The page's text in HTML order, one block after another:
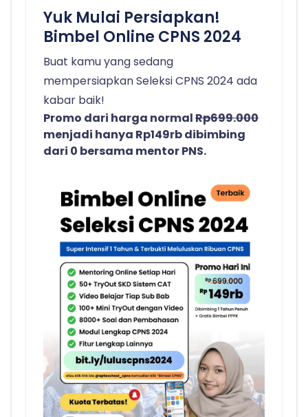
Yuk Mulai Persiapkan!
Bimbel Online CPNS 2024
Buat kamu yang sedang
mempersiapkan Seleksi CPNS 2024 ada
kabar baik!
Promo dari harga normalRp699.000
menjadi hanya Rp149rb dibimbing
dari 0 bersama mentor PNS.